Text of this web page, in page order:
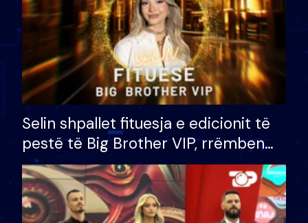
Selin shpallet fituesja e edicionit të
pestë të Big Brother VIP, rrëmben
çmimin e madh prej 100 mijë eurosh